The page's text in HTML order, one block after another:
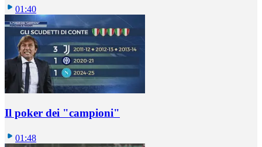
01:40
Il poker dei "campioni"
01:48